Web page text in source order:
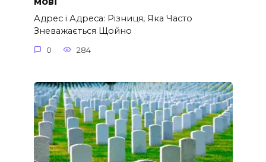
Адрес і Адреса: Різниця, Яка Часто
Зневажається Щойно
0 284